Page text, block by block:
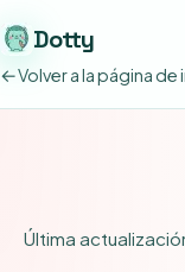
Dotty
Volver a la página de
Última